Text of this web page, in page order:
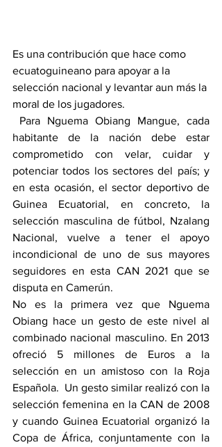
Es una contribución que hace como
ecuatoguineano para apoyar a la
selección nacional y levantar aun más la
moral de los jugadores.
habitante de la nación debe estar
comprometido con velar, cuidar y
potenciar todos los sectores del país; y
en esta ocasión, el sector deportivo de
Guinea Ecuatorial, en concreto, la
selección masculina de fútbol, Nzalang
Nacional, vuelve a tener el apoyo
incondicional de uno de sus mayores
seguidores en esta CAN 2021 que se
disputa en Camerún.
No es la primera vez que Nguema
Obiang hace un gesto de este nivel al
combinado nacional masculino. En 2013
ofreció 5 millones de Euros a la
selección en un amistoso con la Roja
Española.  Un gesto similar realizó con la
selección femenina en la CAN de 2008
y cuando Guinea Ecuatorial organizó la
Copa de África, conjuntamente con la